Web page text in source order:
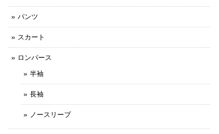
パンツ
スカート
ロンパース
半袖
長袖
ノースリーブ